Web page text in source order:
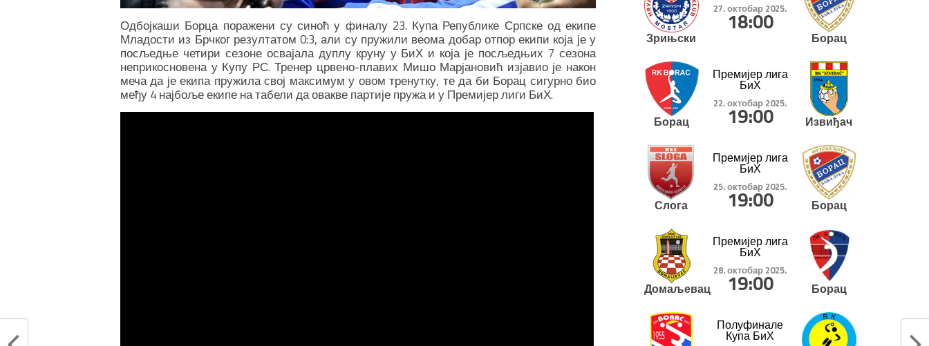
Одбојкаши Борца поражени су синоћ у финалу 23. Купа Републике Српске од екипе
Младости из Брчког резултатом 0:3, али су пружили веома добар отпор екипи која је у
посљедње четири сезоне освајала дуплу круну у БиХ и која је посљедњих 7 сезона
неприкосновена у Купу РС. Тренер црвено-плавих Мишо Марјановић изјавио је након
меча да је екипа пружила свој максимум у овом тренутку, те да би Борац сигурно био
међу 4 најбоље екипе на табели да овакве партије пружа и у Премијер лиги БиХ.
Зрињски
27. октобар 2025.
18:00
Борац
Борац
Премијер лига
БиХ
22. октобар 2025.
19:00 Извиђач
Слога
Премијер лига
БиХ
25. октобар 2025.
19:00 Борац
Домаљевац
Премијер лига
БиХ
28. октобар 2025.
19:00 Борац
Полуфинале
Купа БиХ